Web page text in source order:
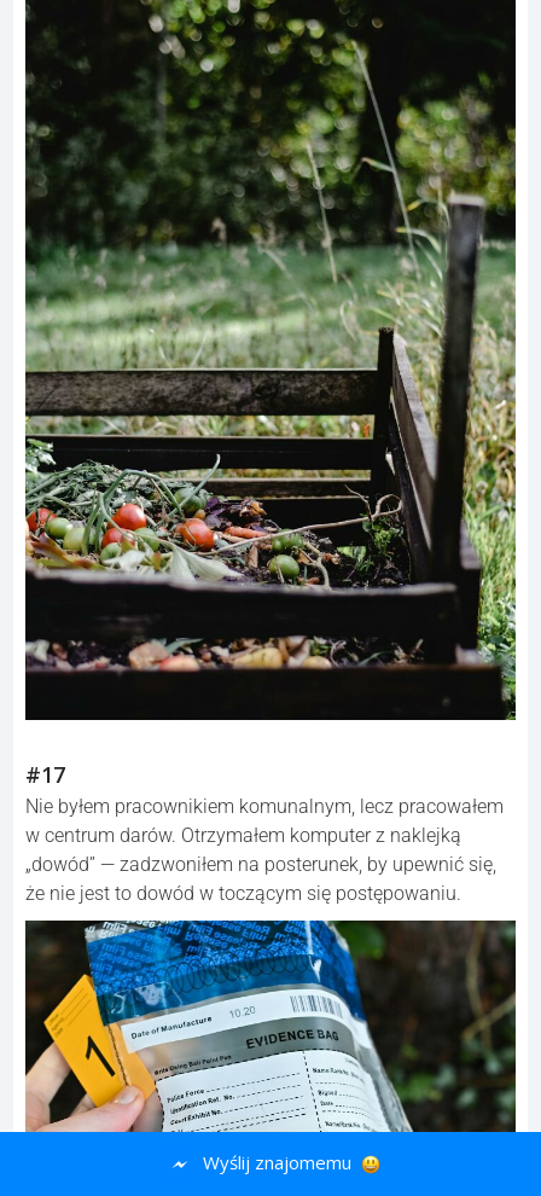
#17
Nie byłem pracownikiem komunalnym, lecz pracowałem
w centrum darów. Otrzymałem komputer z naklejką
„dowód” — zadzwoniłem na posterunek, by upewnić się,
że nie jest to dowód w toczącym się postępowaniu.
Wyślij znajomemu